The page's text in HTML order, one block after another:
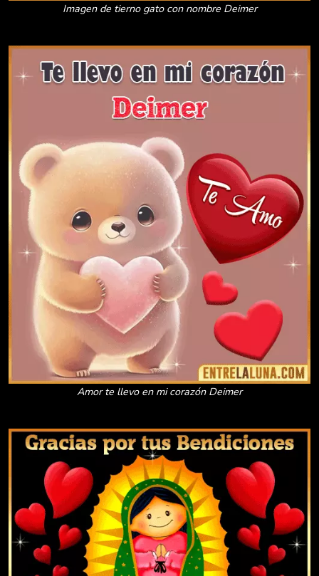
Imagen de tierno gato con nombre Deimer
Amor te llevo en mi corazón Deimer